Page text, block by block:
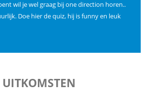
wil je wel graag bij one direction horen..
Doe hier de quiz, hij is funny en leuk